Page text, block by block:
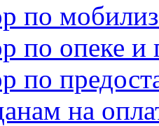
по
по опеке и
по
на